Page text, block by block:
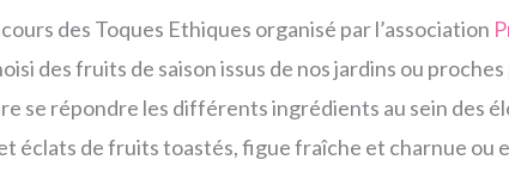
des Toques Ethiques organisé par l’association
des fruits de saison issus de nos jardins ou
se répondre les différents ingrédients au sein des
éclats de fruits toastés, figue fraîche et charnue ou